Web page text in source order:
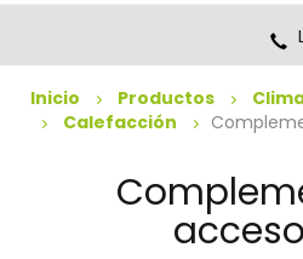
Inicio Productos
Calefacción